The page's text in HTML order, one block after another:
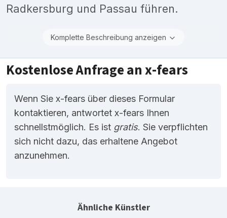
Radkersburg und Passau führen.
Komplette Beschreibung anzeigen
Kostenlose Anfrage an x-fears
Wenn Sie x-fears über dieses Formular
kontaktieren, antwortet x-fears Ihnen
schnellstmöglich. Es ist gratis. Sie verpflichten
sich nicht dazu, das erhaltene Angebot
anzunehmen.
Ähnliche Künstler